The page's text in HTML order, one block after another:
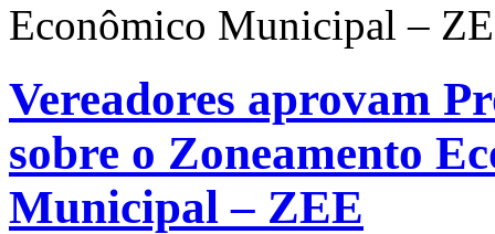
Econômico Municipal –
Vereadores aprovam
sobre o Zoneamento
Municipal – ZEE